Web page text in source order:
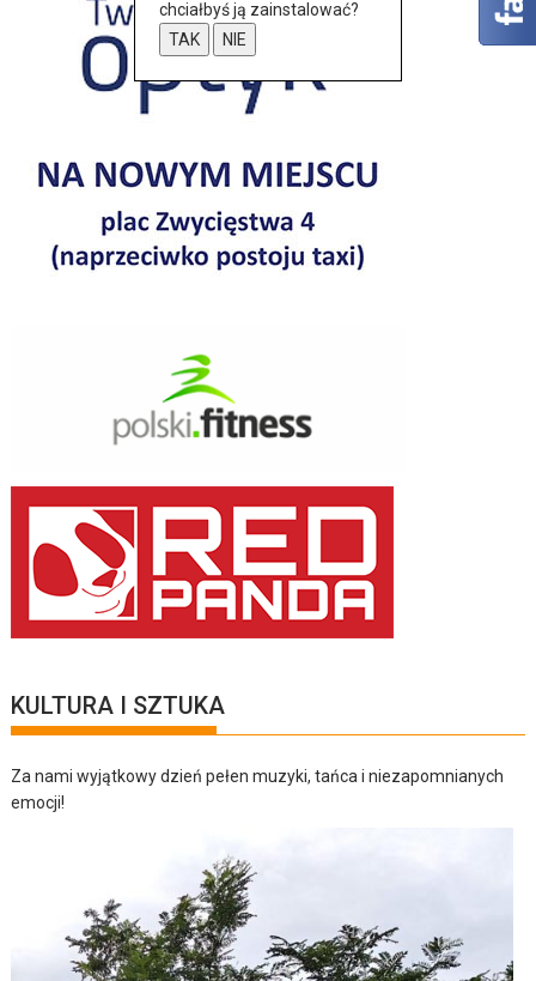
KULTURA I SZTUKA
Za nami wyjątkowy dzień pełen muzyki, tańca i niezapomnianych
emocji!
chciałbyś ją zainstalować?
TAK
NIE